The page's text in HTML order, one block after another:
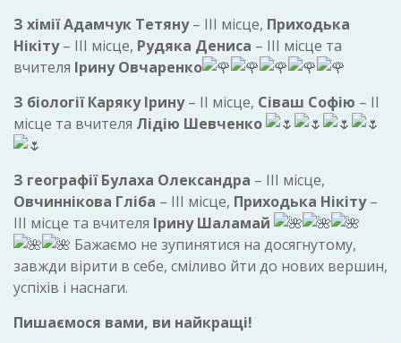
З хіміїАдамчук Тетяну– ІІІ місце, Приходька
Нікіту– ІІІ місце, Рудяка Дениса – ІІІ місце та
вчителя Ірину Овчаренко
З біології Каряку Ірину– ІІ місце, Сіваш Софію – ІІ
місце та вчителя Лідію Шевченко
З географії Булаха Олександра – ІІІ місце,
Овчиннікова Гліба – ІІІ місце, Приходька Нікіту–
ІІІ місце та вчителя Ірину Шаламай
Бажаємо не зупинятися на досягнутому,
завжди вірити в себе, сміливо йти до нових вершин,
успіхів і наснаги.
Пишаємося вами, ви найкращі!